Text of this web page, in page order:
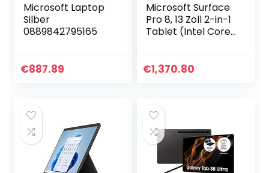
Microsoft Laptop
Silber
0889842795165
€887.89
Microsoft Surface
Pro 8, 13 Zoll 2-in-1
Tablet (Intel Core
Home) Graphit
€1,370.80